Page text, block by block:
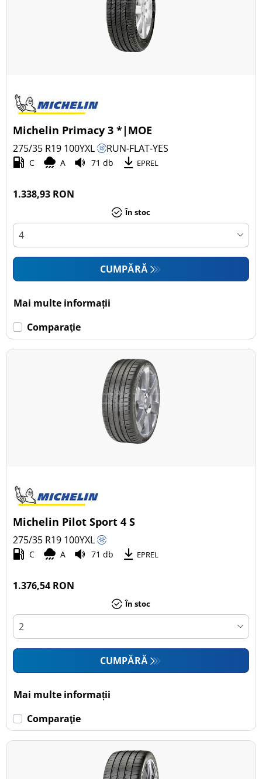
Michelin Primacy 3 *|MOE
275/35 R19 100YXL RUN-FLAT-YES
C A 71 db EPREL
1.338,93 RON
În stoc
CUMPĂRĂ
Mai multe informații
Comparaţie
Michelin Pilot Sport 4 S
275/35 R19 100YXL
C A 71 db EPREL
1.376,54 RON
În stoc
CUMPĂRĂ
Mai multe informații
Comparaţie